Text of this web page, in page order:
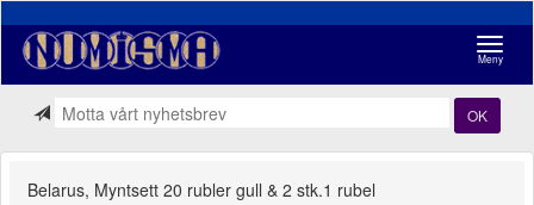
Meny
OK
Belarus, Myntsett 20 rubler gull & 2 stk.1 rubel